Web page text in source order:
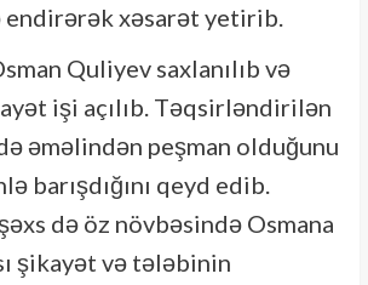
endirərək xəsarət yetirib.
Quliyev saxlanılıb və
işi açılıb. Təqsirləndirilən
əməlindən peşman olduğunu
barışdığını qeyd edib.
də öz növbəsində Osmana
şikayət və tələbinin